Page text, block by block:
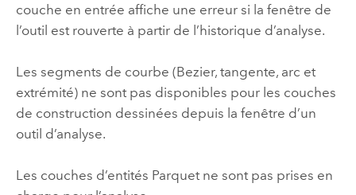
couche en entrée affiche une erreur si la fenêtre de
l’outil est rouverte à partir de l’historique d’analyse.
Les segments de courbe (Bezier, tangente, arc et
extrémité) ne sont pas disponibles pour les couches
de construction dessinées depuis la fenêtre d’un
outil d’analyse.
Les couches d’entités Parquet ne sont pas prises en